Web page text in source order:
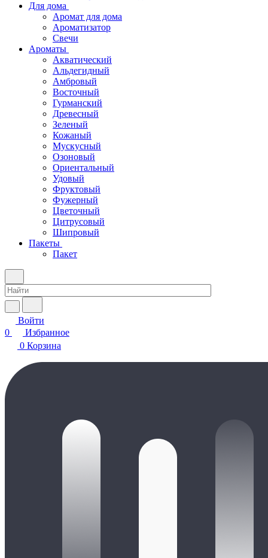
Для дома
Аромат для дома
Ароматизатор
Свечи
Ароматы
Акватический
Альдегидный
Амбровый
Восточный
Гурманский
Древесный
Зеленый
Кожаный
Мускусный
Озоновый
Ориентальный
Удовый
Фруктовый
Фужерный
Цветочный
Цитрусовый
Шипровый
Пакеты
Пакет
Войти
0
Избранное
0 Корзина